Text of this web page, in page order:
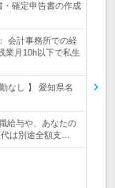
・確定申告書の作成
会計事務所での経
業月10h以下で私生
なし 】 愛知県名
給与や、あなたの
は別途全額支…